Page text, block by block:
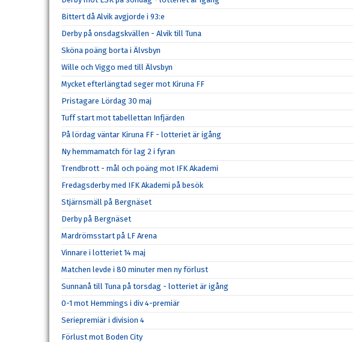
Bittert då Alvik avgjorde i 93:e
Derby på onsdagskvällen - Alvik till Tuna
Sköna poäng borta i Älvsbyn
Wille och Viggo med till Älvsbyn
Mycket efterlängtad seger mot Kiruna FF
Pristagare Lördag 30 maj
Tuff start mot tabellettan Infjärden
På lördag väntar Kiruna FF - lotteriet är igång
Ny hemmamatch för lag 2 i fyran
Trendbrott - mål och poäng mot IFK Akademi
Fredagsderby med IFK Akademi på besök
Stjärnsmäll på Bergnäset
Derby på Bergnäset
Mardrömsstart på LF Arena
Vinnare i lotteriet 14 maj
Matchen levde i 80 minuter men ny förlust
Sunnanå till Tuna på torsdag - lotteriet är igång
0-1 mot Hemmings i div 4-premiär
Seriepremiär i division 4
Förlust mot Boden City